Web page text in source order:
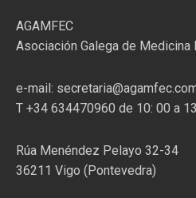
AGAMFEC
Asociación Galega de Medicina
e-mail:
T +34 634470960 de 10: 00 a
Rúa Menéndez Pelayo 32-34
36211 Vigo (Pontevedra)